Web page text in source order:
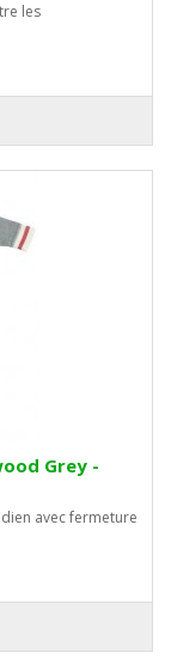
les
Grey -
avec fermeture